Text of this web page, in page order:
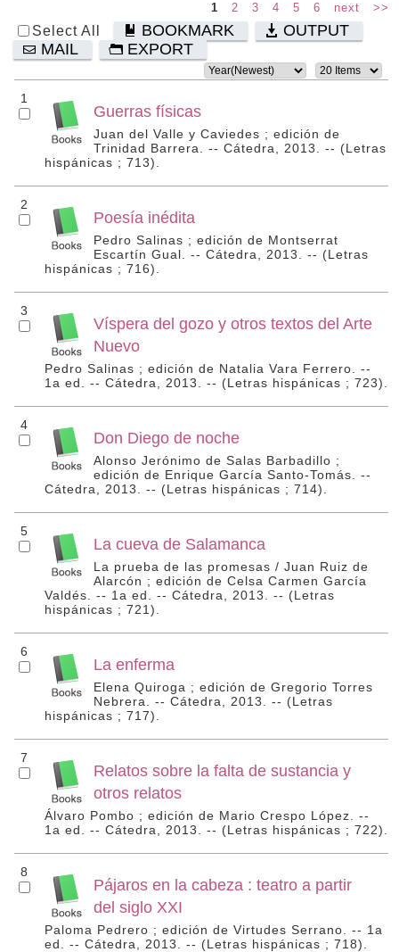
1 2 3 4 5 6 next >>
Select All BOOKMARK
OUTPUT
MAIL
EXPORT
1
Guerras físicas
Juan del Valle y Caviedes ; edición de
Trinidad Barrera. -- Cátedra, 2013. -- (Letras
hispánicas ; 713).
2
Poesía inédita
Pedro Salinas ; edición de Montserrat
Escartín Gual. -- Cátedra, 2013. -- (Letras
hispánicas ; 716).
3
Víspera del gozo y otros textos del Arte
Nuevo
Pedro Salinas ; edición de Natalia Vara Ferrero. --
1a ed. -- Cátedra, 2013. -- (Letras hispánicas ; 723).
4
Don Diego de noche
Alonso Jerónimo de Salas Barbadillo ;
edición de Enrique García Santo-Tomás. --
Cátedra, 2013. -- (Letras hispánicas ; 714).
5
La cueva de Salamanca
La prueba de las promesas / Juan Ruiz de
Alarcón ; edición de Celsa Carmen García
Valdés. -- 1a ed. -- Cátedra, 2013. -- (Letras
hispánicas ; 721).
6
La enferma
Elena Quiroga ; edición de Gregorio Torres
Nebrera. -- Cátedra, 2013. -- (Letras
hispánicas ; 717).
7
Relatos sobre la falta de sustancia y
otros relatos
Álvaro Pombo ; edición de Mario Crespo López. --
1a ed. -- Cátedra, 2013. -- (Letras hispánicas ; 722).
8
Pájaros en la cabeza : teatro a partir
del siglo XXI
Paloma Pedrero ; edición de Virtudes Serrano. -- 1a
ed. -- Cátedra, 2013. -- (Letras hispánicas ; 718).